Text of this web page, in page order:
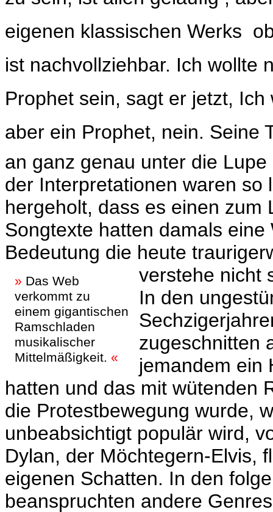
eigenen klassischen Werks 
ist nachvollziehbar. Ich wollte
Prophet sein, sagt er jetzt,
aber ein Prophet, nein. Seine
an ganz genau unter die
der Interpretationen waren so
hergeholt, dass es einen zum
Songtexte hatten damals
Bedeutung die heute
verstehe nicht
» Das Web
verkommt zu
einem gigantischen
Ramschladen
musikalischer
Mittelmäßigkeit. «
In den
zugeschnitten
jemandem ein
hatten und das mit wütenden
die Protestbewegung wurde,
unbeabsichtigt populär wird,
Dylan, der Möchtegern-Elvis,
eigenen Schatten. In den
beanspruchten andere